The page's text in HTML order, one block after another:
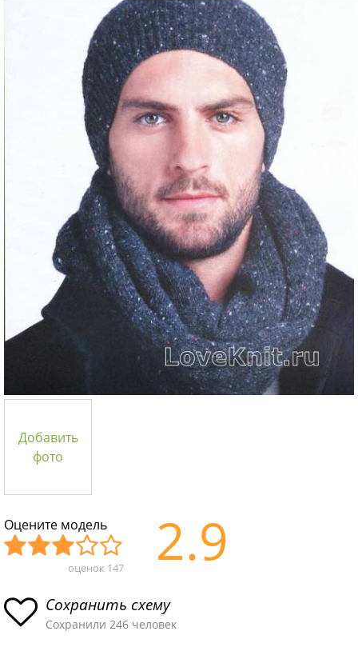
Добавить
фото
Оцените модель
асн
ая
пло
хая
Об
ыч
ная
Хор
ая
Отл
ая
оценок 147 2.9
Сохранить схему
Сохранили 246 человек